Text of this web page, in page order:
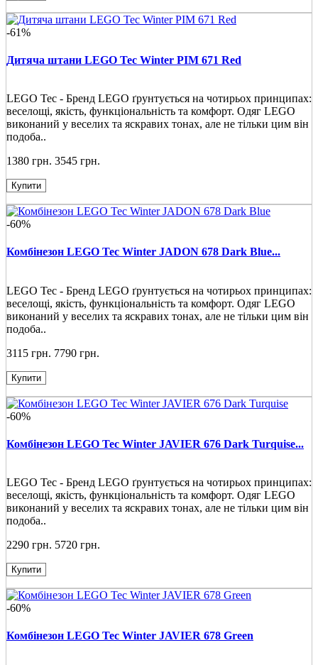
-61%
Дитяча штани LEGO Tec Winter PIM 671 Red
LEGO Tec - Бренд LEGO ґрунтується на чотирьох принципах:
веселощі, якість, функціональність та комфорт. Одяг LEGO
виконаний у веселих та яскравих тонах, але не тільки цим він
подоба..
1380 грн. 3545 грн.
Купити
-60%
Комбінезон LEGO Tec Winter JADON 678 Dark Blue...
LEGO Tec - Бренд LEGO ґрунтується на чотирьох принципах:
веселощі, якість, функціональність та комфорт. Одяг LEGO
виконаний у веселих та яскравих тонах, але не тільки цим він
подоба..
3115 грн. 7790 грн.
Купити
-60%
Комбінезон LEGO Tec Winter JAVIER 676 Dark Turquise...
LEGO Tec - Бренд LEGO ґрунтується на чотирьох принципах:
веселощі, якість, функціональність та комфорт. Одяг LEGO
виконаний у веселих та яскравих тонах, але не тільки цим він
подоба..
2290 грн. 5720 грн.
Купити
-60%
Комбінезон LEGO Tec Winter JAVIER 678 Green